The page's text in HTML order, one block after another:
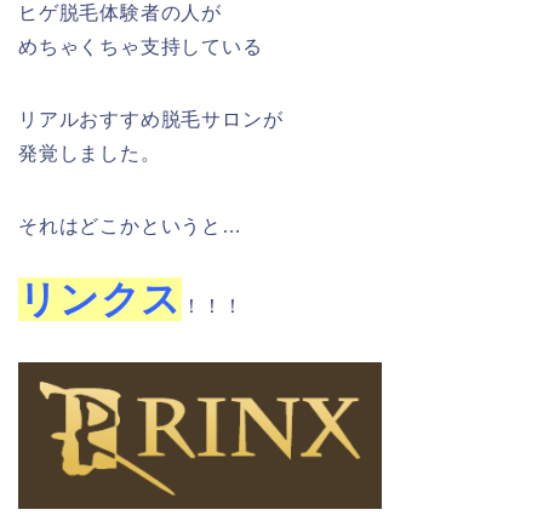
ヒゲ脱毛体験者の人が
めちゃくちゃ支持している
リアルおすすめ脱毛サロンが
発覚しました。
それはどこかというと…
リンクス ！！！